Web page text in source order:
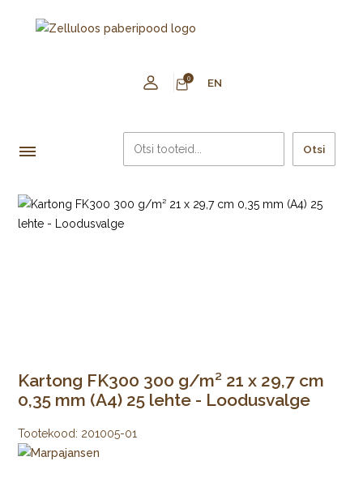
0 EN
Otsi
Kartong FK300 300 g/m² 21 x 29,7 cm
0,35 mm (A4) 25 lehte - Loodusvalge
Tootekood: 201005-01